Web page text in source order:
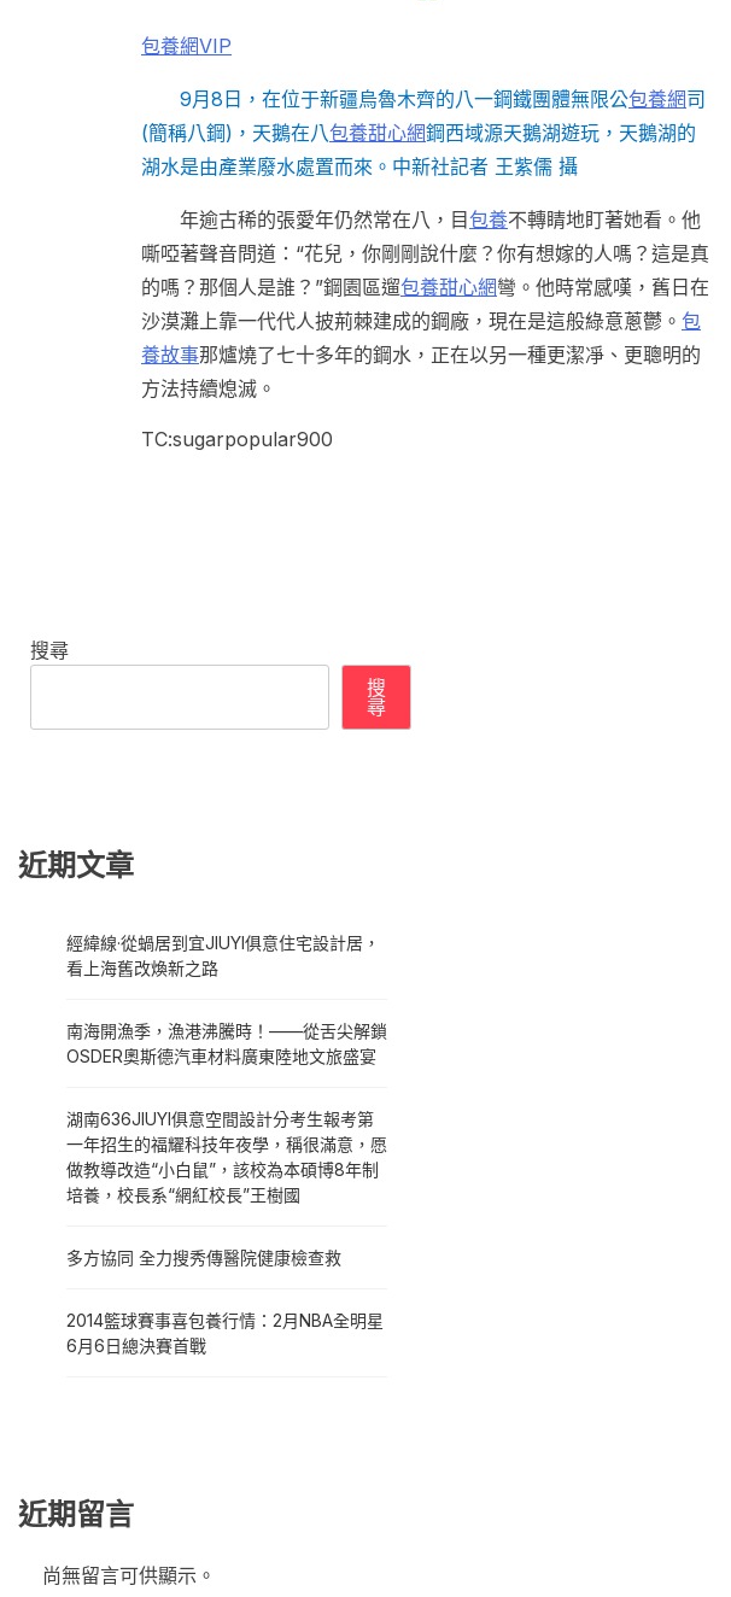
包養網VIP
9月8日，在位于新疆烏魯木齊的八一鋼鐵團體無限公包養網司
(簡稱八鋼)，天鵝在八包養甜心網鋼西域源天鵝湖遊玩，天鵝湖的
湖水是由產業廢水處置而來。中新社記者 王紫儒 攝
年逾古稀的張愛年仍然常在八，目包養不轉睛地盯著她看。他
嘶啞著聲音問道：“花兒，你剛剛說什麼？你有想嫁的人嗎？這是真
的嗎？那個人是誰？”鋼園區遛包養甜心網彎。他時常感嘆，舊日在
沙漠灘上靠一代代人披荊棘建成的鋼廠，現在是這般綠意蔥鬱。 包
養故事那爐燒了七十多年的鋼水，正在以另一種更潔凈、更聰明的
方法持續熄滅。
TC:sugarpopular900
搜尋
搜
尋
近期文章
經緯線·從蝸居到宜JIUYI俱意住宅設計居，
看上海舊改煥新之路
南海開漁季，漁港沸騰時！——從舌尖解鎖
OSDER奧斯德汽車材料廣東陸地文旅盛宴
湖南636JIUYI俱意空間設計分考生報考第
一年招生的福耀科技年夜學，稱很滿意，愿
做教導改造“小白鼠”，該校為本碩博8年制
培養，校長系“網紅校長”王樹國
多方協同 全力搜秀傳醫院健康檢查救
2014籃球賽事喜包養行情：2月NBA全明星
6月6日總決賽首戰
近期留言
尚無留言可供顯示。